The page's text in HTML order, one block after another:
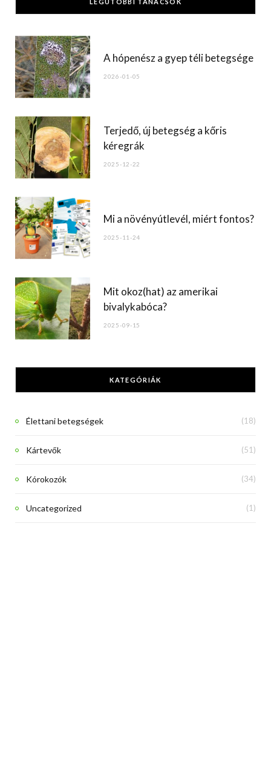
e
o
A hópenész a gyep téli betegsége
2026-01-05
Terjedő, új betegség a kőris
kéregrák
2025-12-22
Mi a növényútlevél, miért fontos?
2025-11-24
Mit okoz(hat) az amerikai
bivalykabóca?
2025-09-15
KATEGÓRIÁK
Élettani betegségek (18)
Kártevők (51)
Kórokozók (34)
Uncategorized (1)